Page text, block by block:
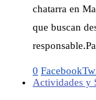
chatarra en
que buscan
0 Facebook
Actividades y